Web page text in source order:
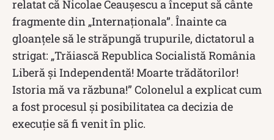
relatat că Nicolae Ceaușescu a început să cânte
fragmente din „Internaționala”. Înainte ca
gloanțele să le străpungă trupurile, dictatorul a
strigat: „Trăiască Republica Socialistă România
Liberă și Independentă! Moarte trădătorilor!
Istoria mă va răzbuna!” Colonelul a explicat cum
a fost procesul și posibilitatea ca decizia de
execuție să fi venit în plic.